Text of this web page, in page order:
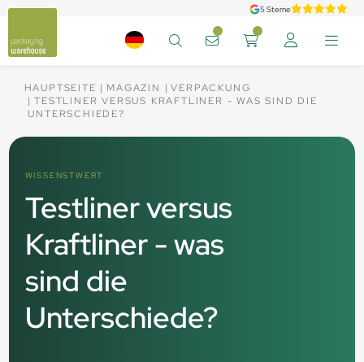
5 Sterne
HAUPTSEITE MAGAZIN
VERPACKUNG
TESTLINER VERSUS KRAFTLINER - WAS SIND DIE
UNTERSCHIEDE?
WISSENSTWERT
Testliner versus
Kraftliner - was
sind die
Unterschiede?